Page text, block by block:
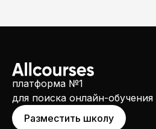
платформа №1
для поиска онлайн-обучения
Разместить школу